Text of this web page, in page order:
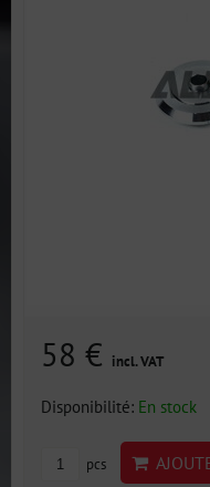
58 € incl. VAT
Disponibilité: En stock
pcs